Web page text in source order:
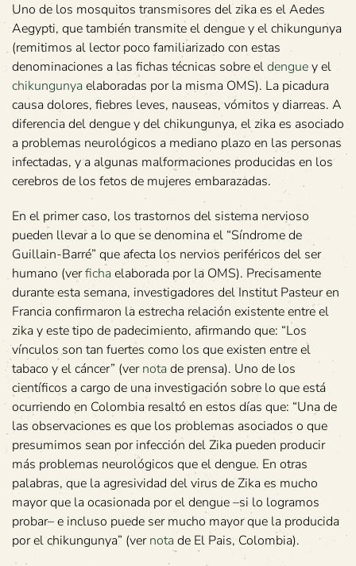
Uno de los mosquitos transmisores del zika es el Aedes
Aegypti, que también transmite el dengue y el chikungunya
(remitimos al lector poco familiarizado con estas
denominaciones a las fichas técnicas sobre eldenguey el
chikungunya elaboradas por la misma OMS). La picadura
causa dolores, fiebres leves, nauseas, vómitos y diarreas. A
diferencia del dengue y del chikungunya, el zika es asociado
a problemas neurológicos a mediano plazo en las personas
infectadas, y a algunas malformaciones producidas en los
cerebros de los fetos de mujeres embarazadas.
En el primer caso, los trastornos del sistema nervioso
pueden llevar a lo que se denomina el “Síndrome de
Guillain-Barré” que afecta los nervios periféricos del ser
humano (verficha elaborada por la OMS). Precisamente
durante esta semana, investigadores del Institut Pasteur en
Francia confirmaron la estrecha relación existente entre el
zika y este tipo de padecimiento, afirmando que: “Los
vínculos son tan fuertes como los que existen entre el
tabaco y el cáncer” (vernota de prensa). Uno de los
científicos a cargo de una investigación sobre lo que está
ocurriendo en Colombia resaltó en estos días que: “Una de
las observaciones es que los problemas asociados o que
presumimos sean por infección del Zika pueden producir
más problemas neurológicos que el dengue. En otras
palabras, que la agresividad del virus de Zika es mucho
mayor que la ocasionada por el dengue –si lo logramos
probar– e incluso puede ser mucho mayor que la producida
por el chikungunya” (vernota de El Pais, Colombia).